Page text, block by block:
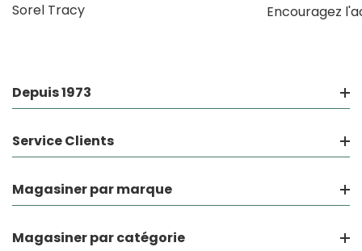
Sorel Tracy
Encouragez
Depuis 1973
Service Clients
Magasiner par marque
Magasiner par catégorie